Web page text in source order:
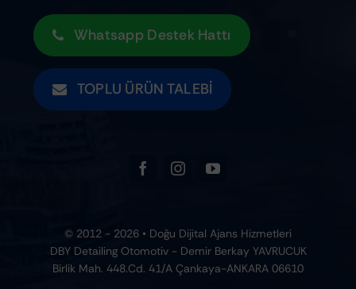
Whatsapp Destek Hattı
TOPLU ÜRÜN TALEBI
© 2012 - 2026 • Doğu Dijital Ajans Hizmetleri
DBY Detailing Otomotiv - Demir Berkay YAVRUCUK
Birlik Mah. 448.Cd. 41/A Çankaya-ANKARA 06610